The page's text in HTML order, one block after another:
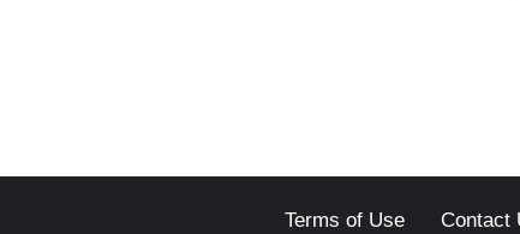
Terms of Use Contact